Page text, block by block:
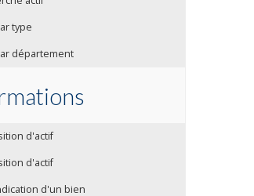
type
département
d'actif
d'actif
d'un bien